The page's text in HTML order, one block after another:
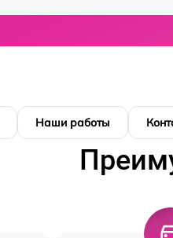
Наши работы